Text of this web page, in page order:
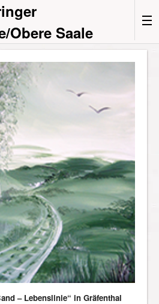
Obere Saale
– Lebenslinie“ in Gräfenthal